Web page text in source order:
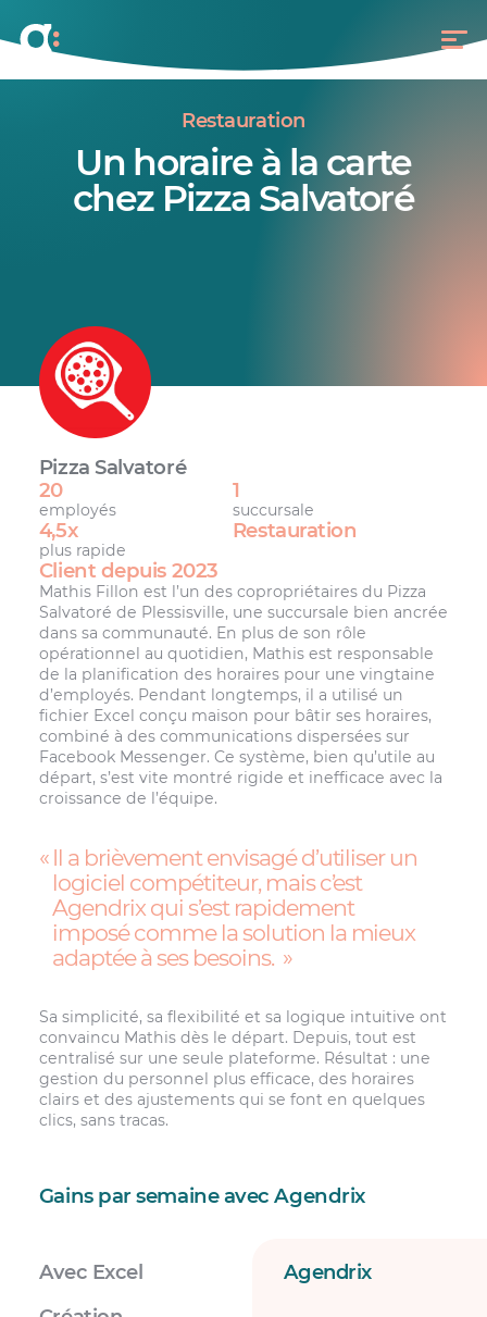
Restauration
Un horaire à la carte
chez Pizza Salvatoré
Pizza Salvatoré
20
employés
1
succursale
4,5x
plus rapide
Restauration
Client depuis 2023
Mathis Fillon est l’un des copropriétaires du Pizza
Salvatoré de Plessisville, une succursale bien ancrée
dans sa communauté. En plus de son rôle
opérationnel au quotidien, Mathis est responsable
de la planification des horaires pour une vingtaine
d’employés. Pendant longtemps, il a utilisé un
fichier Excel conçu maison pour bâtir ses horaires,
combiné à des communications dispersées sur
Facebook Messenger. Ce système, bien qu’utile au
départ, s’est vite montré rigide et inefficace avec la
croissance de l’équipe.
Il a brièvement envisagé d’utiliser un
logiciel compétiteur, mais c’est
Agendrix qui s’est rapidement
imposé comme la solution la mieux
adaptée à ses besoins.
Sa simplicité, sa flexibilité et sa logique intuitive ont
convaincu Mathis dès le départ. Depuis, tout est
centralisé sur une seule plateforme. Résultat : une
gestion du personnel plus efficace, des horaires
clairs et des ajustements qui se font en quelques
clics, sans tracas.
Gains par semaine avec Agendrix
Avec Excel Agendrix